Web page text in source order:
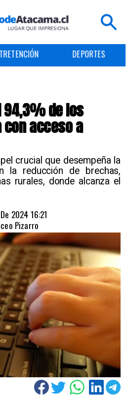
DEPORTES
94,3% de los
acceso a
crucial que desempeña la
la reducción de brechas,
rurales, donde alcanza el
2024 16:21
Pizarro